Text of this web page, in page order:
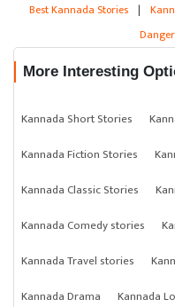
Best Kannada Stories |
More Interesting
Kannada Short Stories
Kannada Fiction Stories
Kannada Classic Stories
Kannada Comedy stories
Kannada Travel stories
Kannada Drama
Kannada